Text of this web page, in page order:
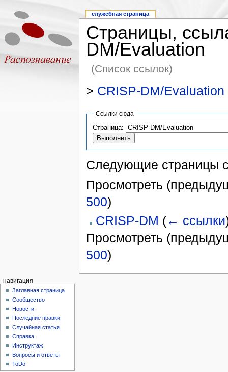
Страницы,
DM/Evaluation
(Список ссылок)
> CRISP-DM/Evaluation
Ссылки сюда
Страница:
Следующие страницы
Просмотреть
500)
CRISP-DM (← ссылки
Просмотреть
500)
служебная страница
навигация
Заглавная страница
Сообщество
Новости
Последние правки
Случайная статья
Справка
Инструктаж
Вопросы и ответы
ToDo